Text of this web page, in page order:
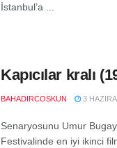
İstanbul’a ...
Kapıcılar kralı
BAHADIRCOSKUN 3
Senaryosunu Umur
Festivalinde en iyi ikinci